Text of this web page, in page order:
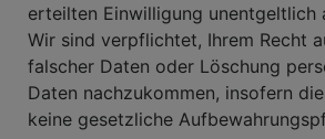
erteilten Einwilligung unentgeltlich
Wir sind verpflichtet, Ihrem Recht
falscher Daten oder Löschung
Daten nachzukommen, insofern
keine gesetzliche